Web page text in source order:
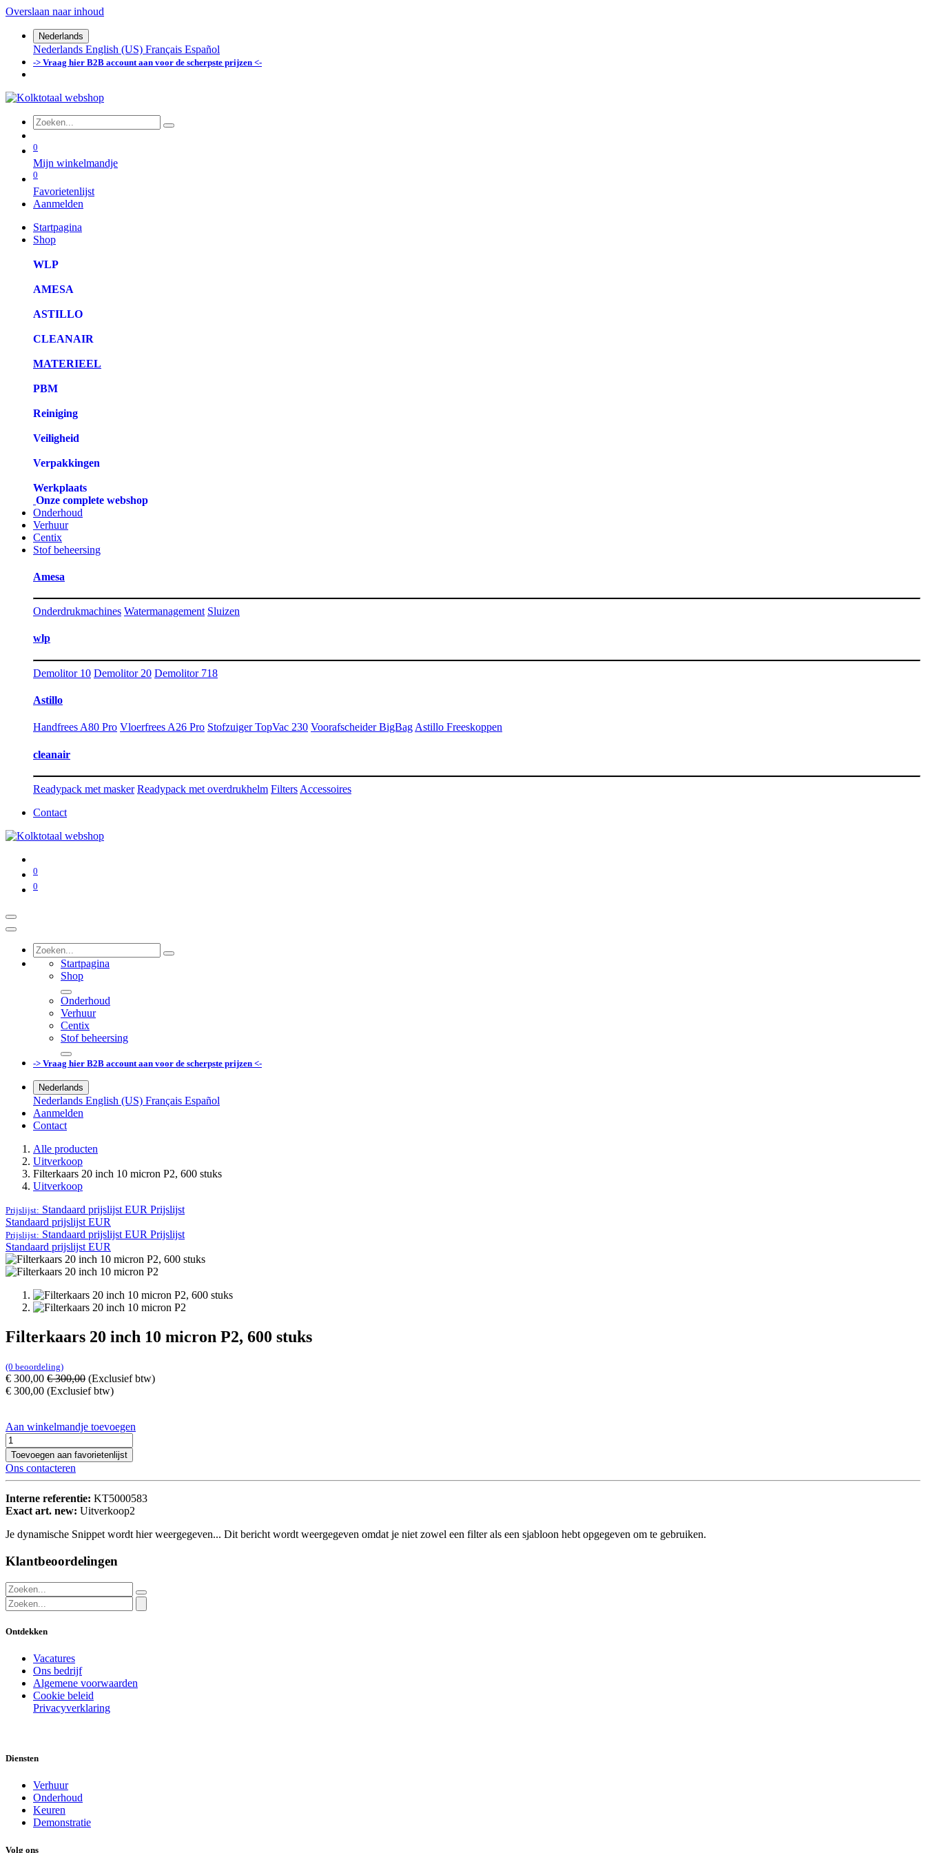
Overslaan naar inhoud
Nederlands
Nederlands English (US) Français Español
-> Vraag hier B2B account aan voor de scherpste prijzen <-
0
Mijn winkelmandje
0
Favorietenlijst
Aanmelden
Startpagina
Shop
WLP
AMESA
ASTILLO
CLEANAIR
MATERIEEL
PBM
Reiniging
Veiligheid
Verpakkingen
Werkplaats
Onze complete webshop
Onderhoud
Verhuur
Centix
Stof beheersing
Amesa
Onderdrukmachines Watermanagement Sluizen
wlp
Demolitor 10 Demolitor 20 Demolitor 718
Astillo
Handfrees A80 Pro Vloerfrees A26 Pro Stofzuiger TopVac 230 Voorafscheider BigBag Astillo Freeskoppen
cleanair
Readypack met masker Readypack met overdrukhelm Filters Accessoires
Contact
0
0
Startpagina
Shop
Onderhoud
Verhuur
Centix
Stof beheersing
-> Vraag hier B2B account aan voor de scherpste prijzen <-
Nederlands
Nederlands English (US) Français Español
Aanmelden
Contact
Alle producten
Uitverkoop
Filterkaars 20 inch 10 micron P2, 600 stuks
Uitverkoop
Prijslijst: Standaard prijslijst EUR Prijslijst
Standaard prijslijst EUR
Prijslijst: Standaard prijslijst EUR Prijslijst
Standaard prijslijst EUR
Filterkaars 20 inch 10 micron P2, 600 stuks
(0 beoordeling)
€ 300,00 €300,00 (Exclusief btw)
€ 300,00 (Exclusief btw)
Aan winkelmandje toevoegen
Toevoegen aan favorietenlijst
Ons contacteren
Interne referentie: KT5000583
Exact art. new: Uitverkoop2
Je dynamische Snippet wordt hier weergegeven... Dit bericht wordt weergegeven omdat je niet zowel een filter als een sjabloon hebt opgegeven om te gebruiken.
Klantbeoordelingen
Ontdekken
Vacatures
Ons bedrijf
Algemene voorwaarden
Cookie beleid
Privacyverklaring
Diensten
Verhuur
Onderhoud
Keuren
Demonstratie
Volg ons